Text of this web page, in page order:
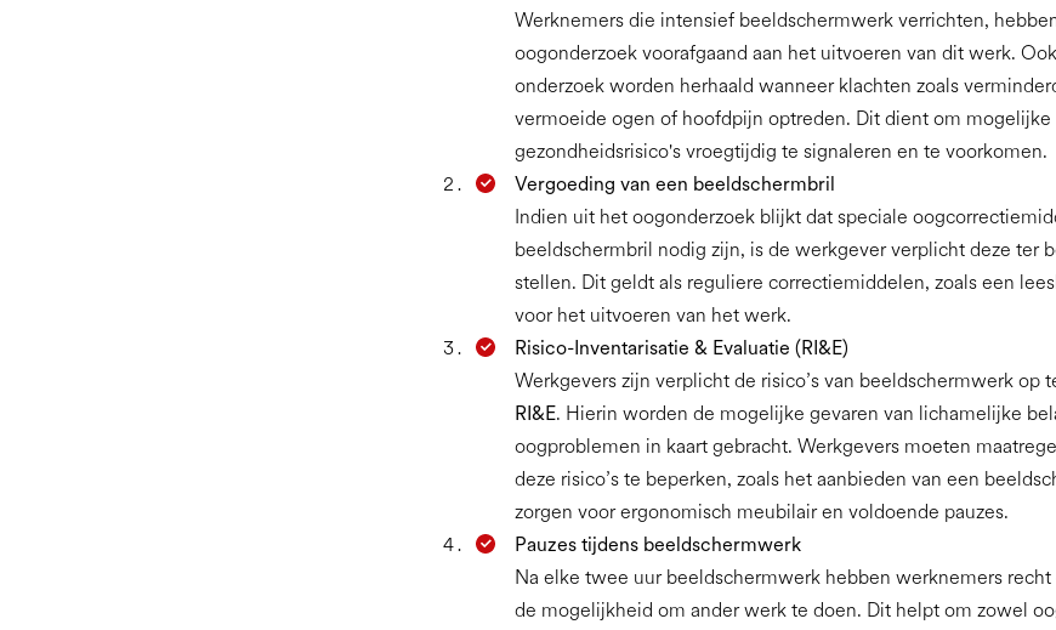
Werknemers die intensief beeldschermwerk verrichten,
oogonderzoek voorafgaand aan het uitvoeren van dit werk.
onderzoek worden herhaald wanneer klachten zoals
vermoeide ogen of hoofdpijn optreden. Dit dient om mogelijke
gezondheidsrisico's vroegtijdig te signaleren en te voorkomen.
Vergoeding van een beeldschermbril
Indien uit het oogonderzoek blijkt dat speciale
beeldschermbril nodig zijn, is de werkgever verplicht deze ter
stellen. Dit geldt als reguliere correctiemiddelen, zoals een
voor het uitvoeren van het werk.
Risico-Inventarisatie & Evaluatie (RI&E)
Werkgevers zijn verplicht de risico’s van beeldschermwerk op
RI&E. Hierin worden de mogelijke gevaren van lichamelijke
oogproblemen in kaart gebracht. Werkgevers moeten
deze risico’s te beperken, zoals het aanbieden van een
zorgen voor ergonomisch meubilair en voldoende pauzes.
Pauzes tijdens beeldschermwerk
Na elke twee uur beeldschermwerk hebben werknemers recht
de mogelijkheid om ander werk te doen. Dit helpt om zowel